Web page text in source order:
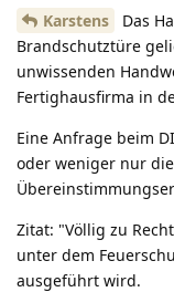
Karstens
Das
Brandschutztüre
unwissenden
Fertighausfirma in
Eine Anfrage beim
oder weniger nur
Zitat: "Völlig zu
unter dem
ausgeführt wird.